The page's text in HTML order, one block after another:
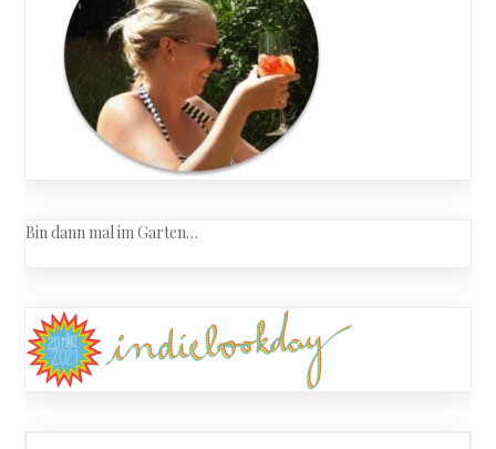
Bin dann mal im Garten…